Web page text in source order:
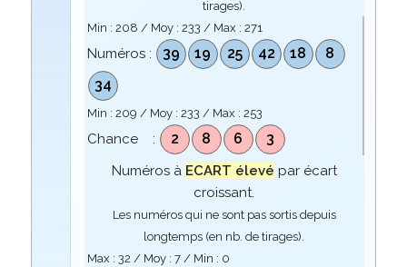
tirages).
Min : 208 / Moy : 233 / Max : 271
Numéros : 39 19 25 42 18
8
34
Min : 209 / Moy : 233 / Max : 253
Chance : 2 8 6 3
Numéros à ECART élevé par écart
croissant.
Les numéros qui ne sont pas sortis depuis
longtemps (en nb. de tirages).
Max : 32 / Moy : 7/ Min : 0